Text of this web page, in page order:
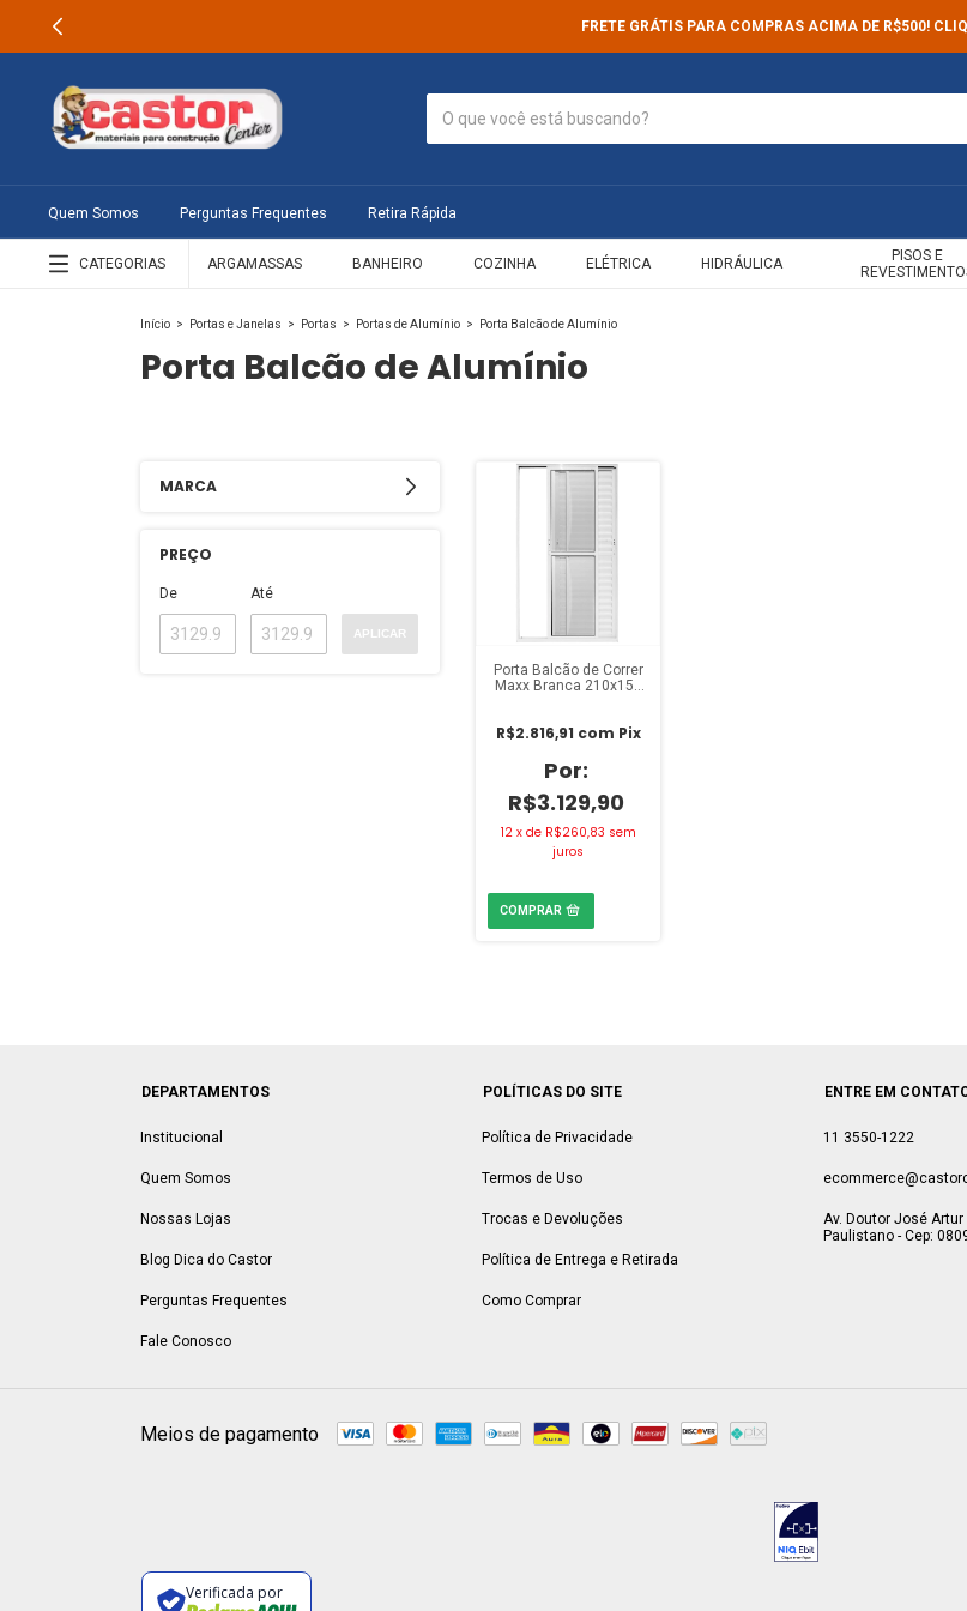
FRETE GRÁTIS PARA COMPRAS ACIMA DE R$500!
Quem Somos Perguntas Frequentes Retira Rápida
CATEGORIAS ARGAMASSAS BANHEIRO COZINHA ELÉTRICA HIDRÁULICA
PISOS E
Início > Portas e Janelas > Portas > Portas de Alumínio > Porta Balcão de Alumínio
Porta Balcão de Alumínio
MARCA
PREÇO
De Até
APLICAR
Porta Balcão de Correr
Maxx Branca 210x150
R$3.129,90
R$2.816,91 com Pix
12 x de R$260,83 sem
juros
DEPARTAMENTOS
Institucional
Quem Somos
Nossas Lojas
Blog Dica do Castor
Perguntas Frequentes
Fale Conosco
POLÍTICAS DO SITE
Política de Privacidade
Termos de Uso
Trocas e Devoluções
Política de Entrega e Retirada
Como Comprar
ENTRE EM
11 3550-1222
Av. Doutor José Artur
Paulistano - Cep:
Meios de pagamento
Verificada por